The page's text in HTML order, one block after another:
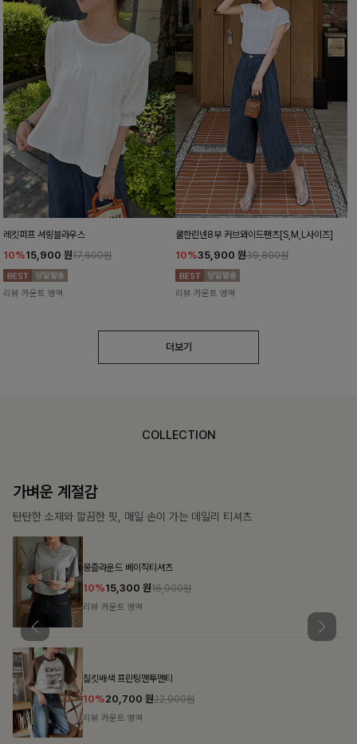
레킷퍼프 셔링블라우스
10%15,900 원17,600원
리뷰 카운트 영역
쿨한린넨8부 커브와이드팬츠[S,M,L사이즈]
10%35,900 원39,800원
리뷰 카운트 영역
더보기
COLLECTION
가장 쉬운 코디
특별한 날부터 일상까지 함께하는 룩